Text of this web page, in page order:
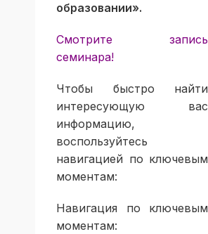
образовании».
Смотрите запись
семинара!
Чтобы быстро найти
интересующую вас
информацию,
воспользуйтесь
навигацией по ключевым
моментам:
Навигация по ключевым
моментам: